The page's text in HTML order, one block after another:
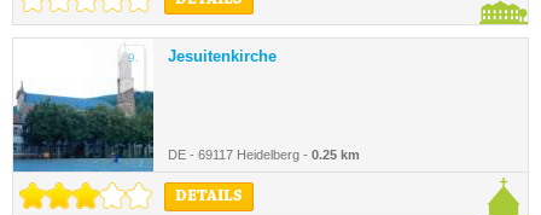
9. Jesuitenkirche
DE - 69117 Heidelberg - 0.25 km
DETAILS